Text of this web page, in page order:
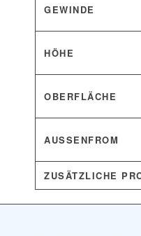
GEWINDE
HÖHE
OBERFLÄCHE
AUSSENFROM
ZUSÄTZLICHE